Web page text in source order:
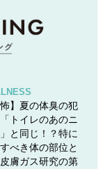
怖】夏の体臭の犯
トイレのあのニ
と同じ！？特に
べき体の部位と
膚ガス研究の第